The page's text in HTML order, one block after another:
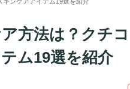
方法は？クチ
ム19選を紹介